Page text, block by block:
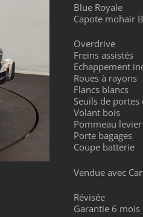
Blue Royale
Capote mohair
Overdrive
Freins assistés
Echappement
Roues à rayons
Flancs blancs
Seuils de portes
Volant bois
Pommeau
Porte bagages
Coupe batterie
Vendue avec
Révisée
Garantie 6 mois